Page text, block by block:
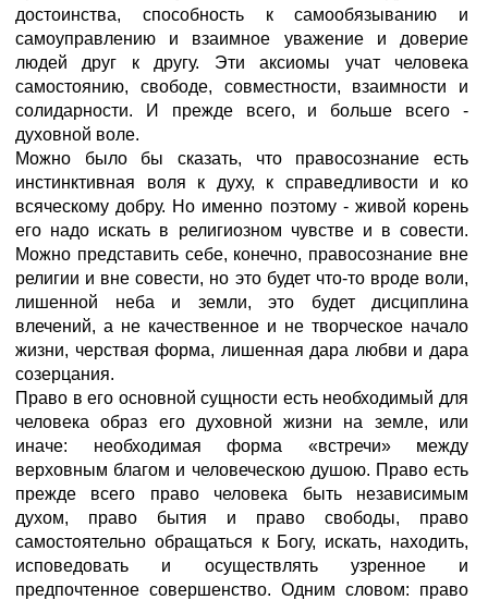
достоинства, способность к самообязыванию и
самоуправлению и взаимное уважение и доверие
людей друг к другу. Эти аксиомы учат человека
самостоянию, свободе, совместности, взаимности и
солидарности. И прежде всего, и больше всего -
духовной воле.
Можно было бы сказать, что правосознание есть
инстинктивная воля к духу, к справедливости и ко
всяческому добру. Но именно поэтому - живой корень
его надо искать в религиозном чувстве и в совести.
Можно представить себе, конечно, правосознание вне
религии и вне совести, но это будет что-то вроде воли,
лишенной неба и земли, это будет дисциплина
влечений, а не качественное и не творческое начало
жизни, черствая форма, лишенная дара любви и дара
созерцания.
Право в его основной сущности есть необходимый для
человека образ его духовной жизни на земле, или
иначе: необходимая форма «встречи» между
верховным благом и человеческою душою. Право есть
прежде всего право человека быть независимым
духом, право бытия и право свободы, право
самостоятельно обращаться к Богу, искать, находить,
исповедовать и осуществлять узренное и
предпочтенное совершенство. Одним словом: право